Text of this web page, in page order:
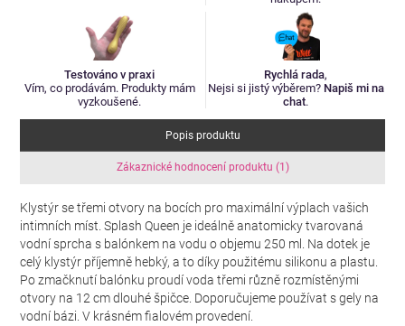
Testováno v praxi
Vím, co prodávám. Produkty mám
vyzkoušené.
Rychlá rada,
Nejsi si jistý výběrem? Napiš mi na
chat.
Popis produktu
Zákaznické hodnocení produktu (1)
Klystýr se třemi otvory na bocích pro maximální výplach vašich
intimních míst. Splash Queen je ideálně anatomicky tvarovaná
vodní sprcha s balónkem na vodu o objemu 250 ml. Na dotek je
celý klystýr příjemně hebký, a to díky použitému silikonu a plastu.
Po zmačknutí balónku proudí voda třemi různě rozmístěnými
otvory na 12 cm dlouhé špičce. Doporučujeme používat s gely na
vodní bázi. V krásném fialovém provedení.